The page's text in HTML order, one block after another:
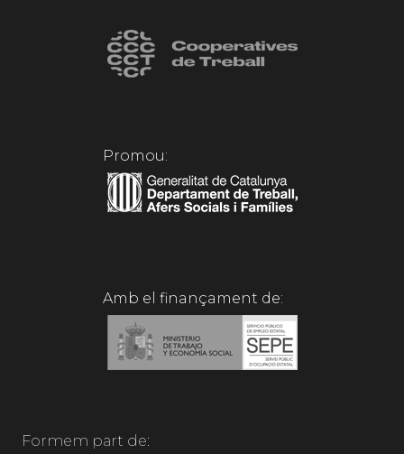
Promou:
Amb el finançament de:
Formem part de: